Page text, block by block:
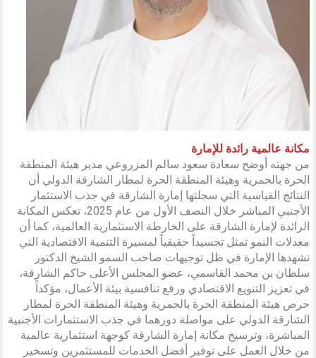
مكانة عالمية رائدة للإمارة
من جهته أوضح سعادة سعود سالم المزروعي مدير هيئة المنطقة
الحرة بالحمرية وهيئة المنطقة الحرة لمطار الشارقة الدولي أن
النتائج القياسية التي سجلتها إمارة الشارقة في جذب الاستثمار
الأجنبي المباشر خلال النصف الأول من عام 2025، تعكس المكانة
الرائدة لإمارة الشارقة على الخارطة الاستثمارية العالمية، كما أن
معدلات النمو تمثل تجسيداً حقيقياً لمسيرة التنمية الاقتصادية التي
تشهدها الإمارة في ظل توجيهات صاحب السمو الشيخ الدكتور
سلطان بن محمد القاسمي، عضو المجلس الأعلى حاكم الشارقة،
في تعزيز التنويع الاقتصادي ورفع تنافسية بيئة الأعمال، مؤكداً
حرص هيئة المنطقة الحرة بالحمرية وهيئة المنطقة الحرة لمطار
الشارقة الدولي على مواصلة دورهما في جذب الاستثمارات الأجنبية
المباشرة، وترسيخ مكانة إمارة الشارقة كوجهة استثمارية عالمية
من خلال العمل على توفير أفضل الخدمات للمستثمرين وتسخير